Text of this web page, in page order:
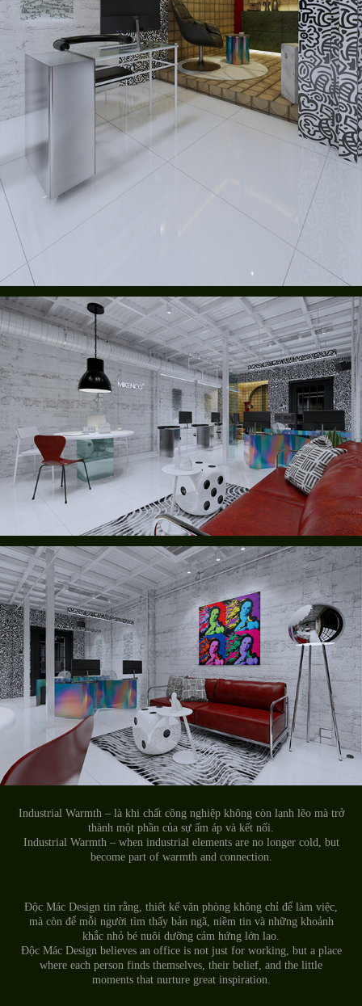
Industrial Warmth – là khi chất công nghiệp không còn lạnh lẽo mà trở
thành một phần của sự ấm áp và kết nối.
Industrial Warmth – when industrial elements are no longer cold, but
become part of warmth and connection.
Độc Mác Design tin rằng, thiết kế văn phòng không chỉ để làm việc,
mà còn để mỗi người tìm thấy bản ngã, niềm tin và những khoảnh
khắc nhỏ bé nuôi dưỡng cảm hứng lớn lao.
Độc Mác Design believes an office is not just for working, but a place
where each person finds themselves, their belief, and the little
moments that nurture great inspiration.